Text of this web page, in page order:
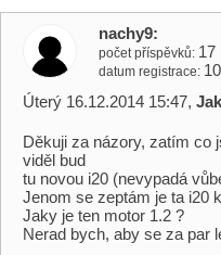
nachy9
počet příspěvků 17
datum registrace
Úterý 16.12.2014 15:47,
Děkuji za názory, zatím co
viděl bud
tu novou i20 (nevypadá
Jenom se zeptám je ta i20
Jaky je ten motor 1.2 ?
Nerad bych, aby se za par